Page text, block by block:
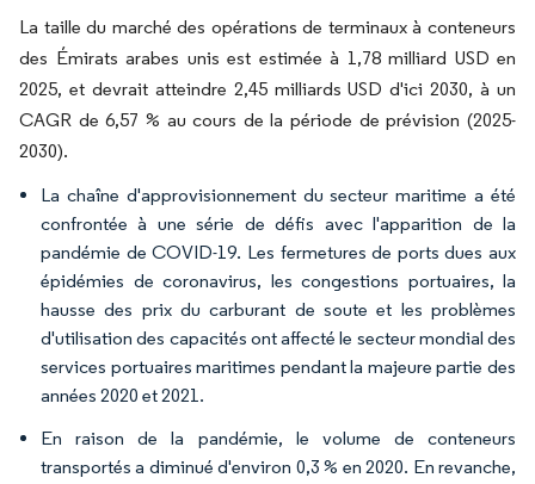
La taille du marché des opérations de terminaux à conteneurs
des Émirats arabes unis est estimée à 1,78 milliard USD en
2025, et devrait atteindre 2,45 milliards USD d'ici 2030, à un
CAGR de 6,57 % au cours de la période de prévision (2025-
2030).
La chaîne d'approvisionnement du secteur maritime a été
confrontée à une série de défis avec l'apparition de la
pandémie de COVID-19. Les fermetures de ports dues aux
épidémies de coronavirus, les congestions portuaires, la
hausse des prix du carburant de soute et les problèmes
d'utilisation des capacités ont affecté le secteur mondial des
services portuaires maritimes pendant la majeure partie des
années 2020 et 2021.
En raison de la pandémie, le volume de conteneurs
transportés a diminué d'environ 0,3 % en 2020. En revanche,